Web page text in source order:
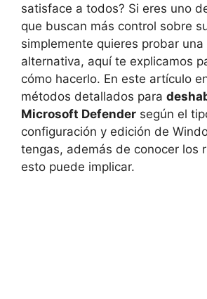
satisface a todos? Si eres uno
que buscan más control sobre
simplemente quieres probar una
alternativa, aquí te explicamos
cómo hacerlo. En este artículo
métodos detallados para
Microsoft Defender según el
configuración y edición de
tengas, además de conocer los
esto puede implicar.